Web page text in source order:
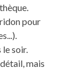
pour
le soir.
mais